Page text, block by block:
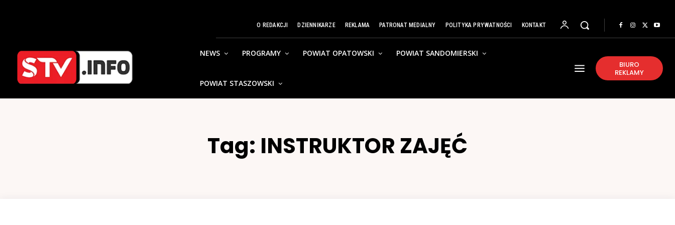
O REDAKCJI DZIENNIKARZE REKLAMA PATRONAT MEDIALNY POLITYKA PRYWATNOŚCI KONTAKT
NEWS PROGRAMY POWIAT OPATOWSKI POWIAT SANDOMIERSKI
POWIAT STASZOWSKI
BIURO
REKLAMY
Tag: INSTRUKTOR ZAJĘĆ